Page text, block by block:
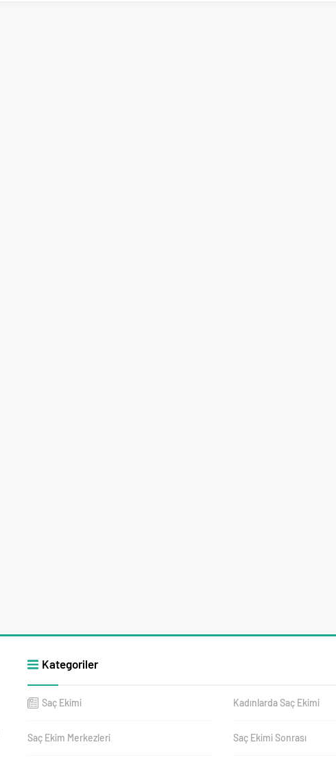
Kategoriler
Saç Ekimi Kadınlarda Saç Ekimi
Saç Ekim Merkezleri Saç Ekimi Sonrası